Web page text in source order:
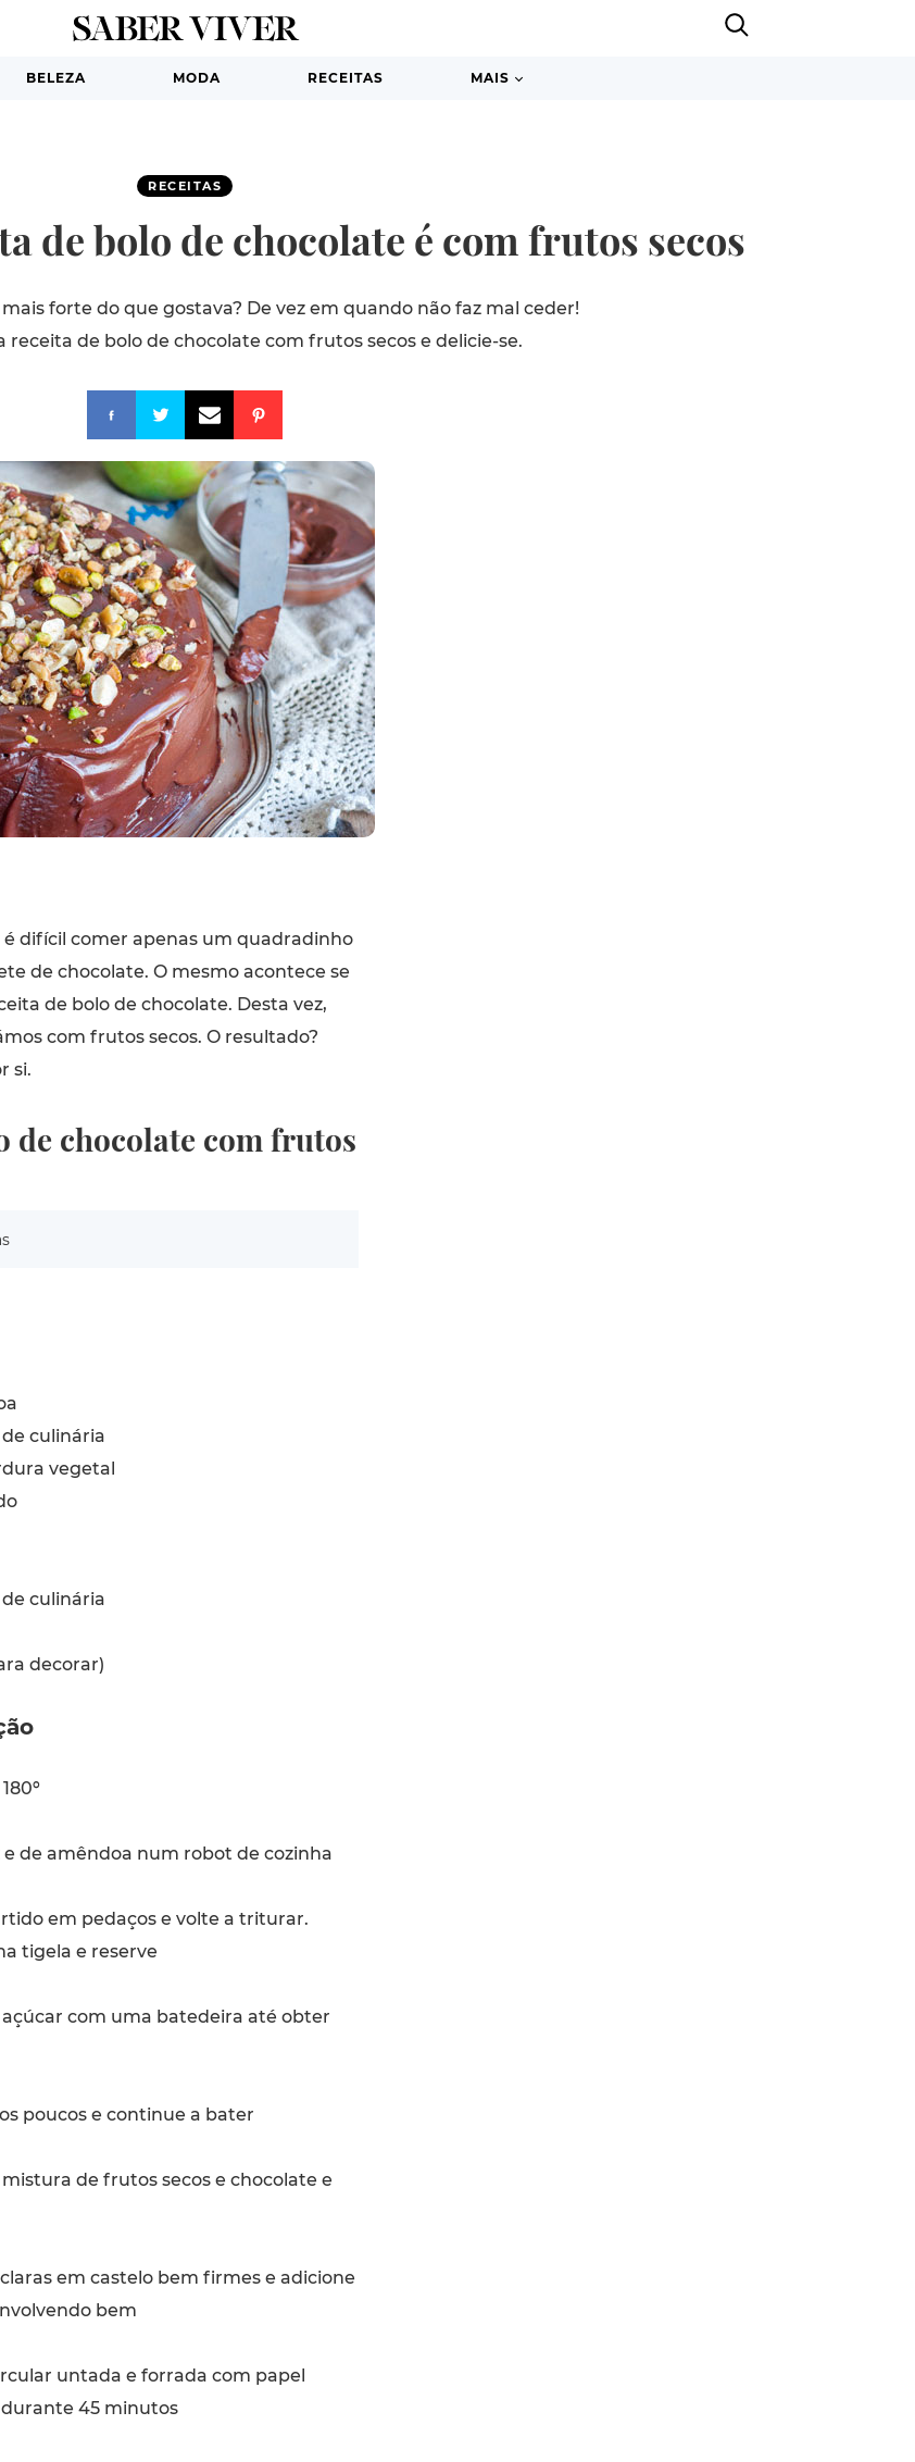
BELEZA MODA RECEITAS MAIS
RECEITAS
de bolo de chocolate é com frutos secos
forte do que gostava? De vez em quando não faz mal ceder!
receita de bolo de chocolate com frutos secos e delicie-se.
difícil comer apenas um quadradinho
de chocolate. O mesmo acontece se
de bolo de chocolate. Desta vez,
com frutos secos. O resultado?
si.
de chocolate com frutos
culinária
vegetal
culinária
decorar)
e de amêndoa num robot de cozinha
em pedaços e volte a triturar.
tigela e reserve
com uma batedeira até obter
poucos e continue a bater
de frutos secos e chocolate e
em castelo bem firmes e adicione
bem
untada e forrada com papel
45 minutos